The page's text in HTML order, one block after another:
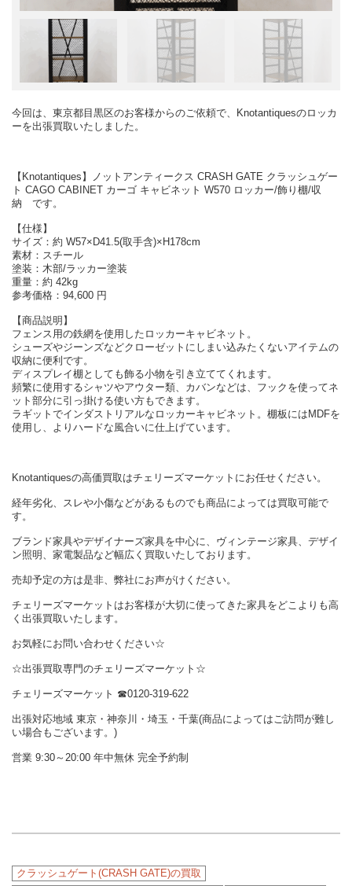
今回は、東京都目黒区のお客様からのご依頼で、Knotantiquesのロッカ
ーを出張買取いたしました。
【Knotantiques】ノットアンティークス CRASH GATE クラッシュゲー
ト CAGO CABINET カーゴ キャビネット W570 ロッカー/飾り棚/収
納 です。
【仕様】
サイズ：約 W57×D41.5(取手含)×H178cm
素材：スチール
塗装：木部/ラッカー塗装
重量：約 42kg
参考価格：94,600 円
【商品説明】
フェンス用の鉄網を使用したロッカーキャビネット。
シューズやジーンズなどクローゼットにしまい込みたくないアイテムの
収納に便利です。
ディスプレイ棚としても飾る小物を引き立ててくれます。
頻繁に使用するシャツやアウター類、カバンなどは、フックを使ってネ
ット部分に引っ掛ける使い方もできます。
ラギットでインダストリアルなロッカーキャビネット。棚板にはMDFを
使用し、よりハードな風合いに仕上げています。
Knotantiquesの高価買取はチェリーズマーケットにお任せください。
経年劣化、スレや小傷などがあるものでも商品によっては買取可能で
す。
ブランド家具やデザイナーズ家具を中心に、ヴィンテージ家具、デザイ
ン照明、家電製品など幅広く買取いたしております。
売却予定の方は是非、弊社にお声がけください。
チェリーズマーケットはお客様が大切に使ってきた家具をどこよりも高
く出張買取いたします。
お気軽にお問い合わせください☆
☆出張買取専門のチェリーズマーケット☆
チェリーズマーケット ☎︎0120-319-622
出張対応地域 東京・神奈川・埼玉・千葉(商品によってはご訪問が難し
い場合もございます。)
営業 9:30～20:00 年中無休 完全予約制
クラッシュゲート(CRASH GATE)の買取